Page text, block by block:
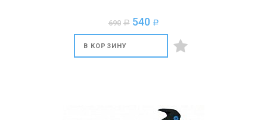
690 a 540 a
В КОРЗИНУ